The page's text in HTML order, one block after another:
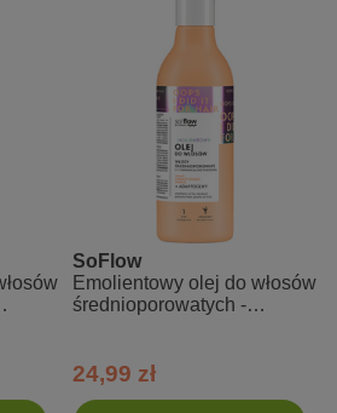
SoFlow
Emolientowy olej do włosów
średnioporowatych -
24,99 zł